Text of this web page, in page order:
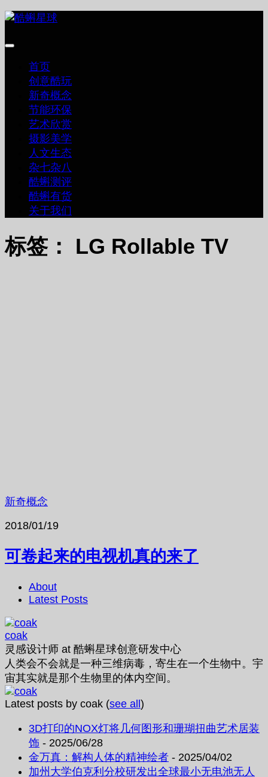
跳
内
首页
创意酷玩
新奇概念
节能环保
艺术欣赏
摄影美学
人文生态
杂七杂八
酷蝌测评
酷蝌有货
关于我们
标签： LG Rollable TV
新奇概念
2018/01/19
可卷起来的电视机真的来了
About
Latest Posts
coak
灵感设计师 at 酷蝌星球创意研发中心
人类会不会就是一种三维病毒，寄生在一个生物中。宇
宙其实就是那个生物里的体内空间。
Latest posts by coak (see all)
3D打印的NOX灯将几何图形和珊瑚扭曲艺术居装
饰 - 2025/06/28
金万真：解构人体的精神绘者 - 2025/04/02
加州大学伯克利分校研发出全球最小无电池无人